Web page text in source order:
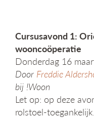
Cursusavond 1:
wooncoöperatie
Donderdag 16
Door Freddie
bij !Woon
Let op: op deze
rolstoel-toegankelijk.